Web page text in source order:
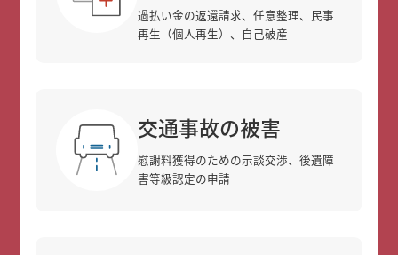
過払い金の返還請求、任意整理、民事
再生（個人再生）、自己破産
交通事故の被害
慰謝料獲得のための示談交渉、後遺障
害等級認定の申請